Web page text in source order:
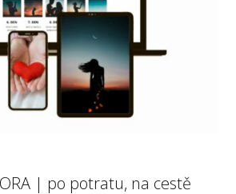
| po potratu, na cestě